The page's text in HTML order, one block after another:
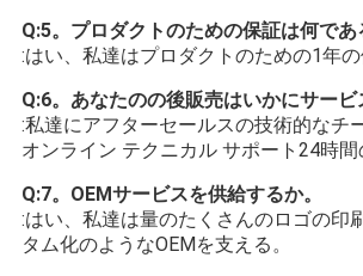
Q:5。プロダクトのための保証は何であ
:はい、私達はプロダクトのための1年の
Q:6。あなたのの後販売はいかにサービ
:私達にアフターセールスの技術的なチ
オンライン テクニカル サポート24時間
Q:7。OEMサービスを供給するか。
:はい、私達は量のたくさんのロゴの印
タム化のようなOEMを支える。